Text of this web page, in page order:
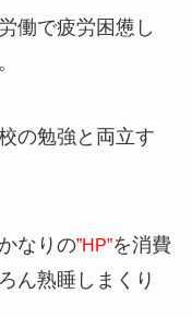
働で疲労困憊し
の勉強と両立す
なりの”HP”を消費
ん熟睡しまくり